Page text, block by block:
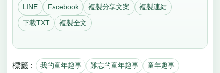
LINE Facebook 複製分享文案 複製連結
下載TXT 複製全文
標籤： 我的童年趣事 難忘的童年趣事
童年趣事